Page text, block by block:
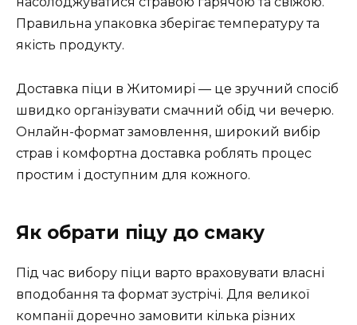
Правильна упаковка зберігає температуру та
якість продукту.
Доставка піци в Житомирі — це зручний спосіб
швидко організувати смачний обід чи вечерю.
Онлайн-формат замовлення, широкий вибір
страв і комфортна доставка роблять процес
простим і доступним для кожного.
Як обрати піцу до смаку
Під час вибору піци варто враховувати власні
вподобання та формат зустрічі. Для великої
компанії доречно замовити кілька різних